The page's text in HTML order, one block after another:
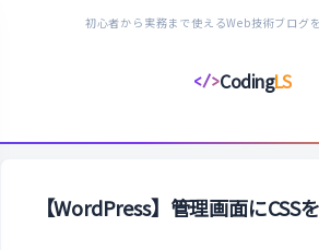
初心者から実務まで使えるWeb技術ブログ
</>CodingLS
コ
デ
ン
【WordPress】管理画面にCSS